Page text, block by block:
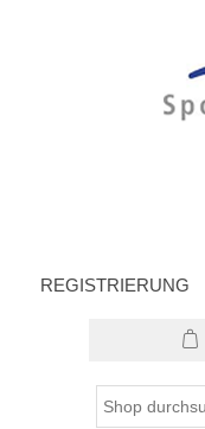
REGISTRIERUNG